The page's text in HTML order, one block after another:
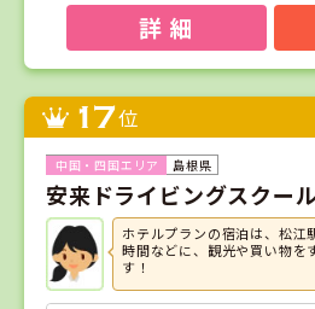
詳 細
17位
島根県
安来ドライビングスクール
ホテルプランの宿泊は、松江
時間などに、観光や買い物を
す！